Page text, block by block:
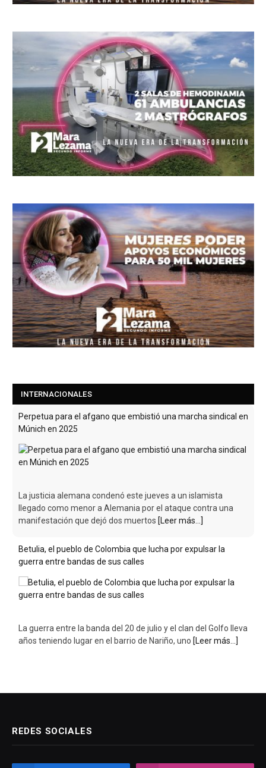
INTERNACIONALES
Perpetua para el afgano que embistió una marcha sindical en
Múnich en 2025
La justicia alemana condenó este jueves a un islamista
llegado como menor a Alemania por el ataque contra una
manifestación que dejó dos muertos [Leer más...]
Betulia, el pueblo de Colombia que lucha por expulsar la
guerra entre bandas de sus calles
La guerra entre la banda del 20 de julio y el clan del Golfo lleva
años teniendo lugar en el barrio de Nariño, uno [Leer más...]
REDES SOCIALES